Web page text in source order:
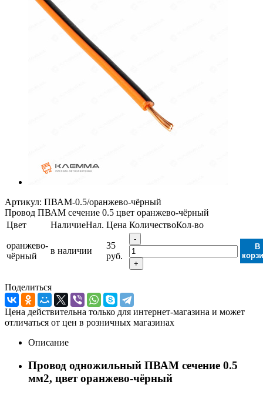
Артикул: ПВАМ-0.5/оранжево-чёрный
Провод ПВАМ сечение 0.5 цвет оранжево-чёрный
Цвет
НаличиеНал. Цена КоличествоКол-во
оранжево-
чёрный
в наличии
35
руб.
-
+
В
Поделиться
Цена действительна только для интернет-магазина и может
отличаться от цен в розничных магазинах
Описание
Провод одножильный ПВАМ сечение 0.5
мм2, цвет оранжево-чёрный